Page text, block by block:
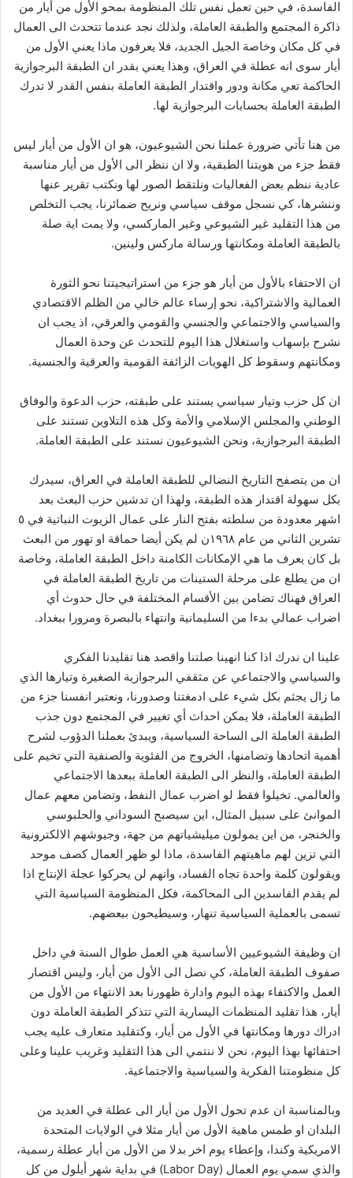
الفاسدة، في حين تعمل نفس تلك المنظومة بمحو الأول من أيار من
ذاكرة المجتمع والطبقة العاملة، ولذلك نجد عندما تتحدث الى العمال
في كل مكان وخاصة الجيل الجديد، فلا يعرفون ماذا يعني الأول من
أيار سوى انه عطلة في العراق، وهذا يعني بقدر ان الطبقة البرجوازية
الحاكمة تعي مكانة ودور واقتدار الطبقة العاملة بنفس القدر لا تدرك
الطبقة العاملة بحسابات البرجوازية لها.
من هنا تأتي ضرورة عملنا نحن الشيوعيون، هو ان الأول من أيار ليس
فقط جزء من هويتنا الطبقية، ولا ان ننظر الى الأول من أيار مناسبة
عادية ننظم بعض الفعاليات ونلتقط الصور لها ونكتب تقرير عنها
وننشرها، كي نسجل موقف سياسي ونريح ضمائرنا، يجب التخلص
من هذا التقليد غير الشيوعي وغير الماركسي، ولا يمت اية صلة
بالطبقة العاملة ومكانتها ورسالة ماركس ولينين.
ان الاحتفاء بالأول من أيار هو جزء من استراتيجيتنا نحو الثورة
العمالية والاشتراكية، نحو إرساء عالم خالي من الظلم الاقتصادي
والسياسي والاجتماعي والجنسي والقومي والعرقي، اذ يجب ان
نشرح بإسهاب واستغلال هذا اليوم للتحدث عن وحدة العمال
ومكانتهم وسقوط كل الهويات الزائفة القومية والعرقية والجنسية.
ان كل حزب وتيار سياسي يستند على طبقته، حزب الدعوة والوفاق
الوطني والمجلس الإسلامي والأمة وكل هذه التلاوين تستند على
الطبقة البرجوازية، ونحن الشيوعيون نستند على الطبقة العاملة.
ان من يتصفح التاريخ النضالي للطبقة العاملة في العراق، سيدرك
بكل سهولة اقتدار هذه الطبقة، ولهذا ان تدشين حزب البعث بعد
اشهر معدودة من سلطته بفتح النار على عمال الزيوت النباتية في ٥
تشرين الثاني من عام ١٩٦٨ن لم يكن أيضا حماقة او تهور من البعث
بل كان يعرف ما هي الإمكانات الكامنة داخل الطبقة العاملة، وخاصة
ان من يطلع على مرحلة الستينات من تاريخ الطبقة العاملة في
العراق فهناك تضامن بين الأقسام المختلفة في حال حدوث أي
اضراب عمالي بدءا من السليمانية وانتهاء بالبصرة ومرورا ببغداد.
علينا ان ندرك اذا كنا انهينا صلتنا واقصد هنا تقليدنا الفكري
والسياسي والاجتماعي عن مثقفي البرجوازية الصغيرة وتيارها الذي
ما زال يجثم بكل شيء على ادمغتنا وصدورنا، ونعتبر انفسنا جزء من
الطبقة العاملة، فلا يمكن احداث أي تغيير في المجتمع دون جذب
الطبقة العاملة الى الساحة السياسية، ويبدئ بعملنا الدؤوب لشرح
أهمية اتحادها وتضامنها، الخروج من الفئوية والصنفية التي تخيم على
الطبقة العاملة، والنظر الى الطبقة العاملة ببعدها الاجتماعي
والعالمي. تخيلوا فقط لو اضرب عمال النفط، وتضامن معهم عمال
الموانئ على سبيل المثال، اين سيصبح السوداني والحلبوسي
والخنجر، من اين يمولون ميليشياتهم من جهة، وجيوشهم الالكترونية
التي تزين لهم ماهيتهم الفاسدة، ماذا لو ظهر العمال كصف موحد
ويقولون كلمة واحدة تجاه الفساد، وانهم لن يحركوا عجلة الإنتاج اذا
لم يقدم الفاسدين الى المحاكمة، فكل المنظومة السياسية التي
تسمى بالعملية السياسية تنهار، وسيطيحون ببعضهم.
ان وظيفة الشيوعيين الأساسية هي العمل طوال السنة في داخل
صفوف الطبقة العاملة، كي نصل الى الأول من أيار، وليس اقتصار
العمل والاكتفاء بهذه اليوم وادارة ظهورنا بعد الانتهاء من الأول من
أيار، هذا تقليد المنظمات اليسارية التي تتذكر الطبقة العاملة دون
ادراك دورها ومكانتها في الأول من أيار، وكتقليد متعارف عليه يجب
احتفائها بهذا اليوم، نحن لا ننتمي الى هذا التقليد وغريب علينا وعلى
كل منظومتنا الفكرية والسياسية والاجتماعية.
وبالمناسبة ان عدم تحول الأول من أيار الى عطلة في العديد من
البلدان او طمس ماهية الأول من أيار مثلا في الولايات المتحدة
الامريكية وكندا، وإعطاء يوم اخر بدلا من الأول من أيار عطلة رسمية،
والذي سمي يوم العمال (Labor Day) في بداية شهر أيلول من كل